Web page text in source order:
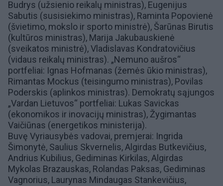
Budrys (užsienio reikalų ministras), Eugenijus
Sabutis (susisiekimo ministras), Raminta Popovienė
(švietimo, mokslo ir sporto ministrė), Šarūnas Birutis
(kultūros ministras), Marija Jakubauskienė
(sveikatos ministrė),Vladislavas Kondratovičius
(vidaus reikalų ministras). „Nemuno aušros“
portfeliai: Ignas Hofmanas (žemės ūkio ministras),
Rimantas Mockus (teisingumo ministras), Povilas
Poderskis (aplinkos ministras). Demokratų sąjungos
„Vardan Lietuvos“ portfeliai: Lukas Savickas
(ekonomikos ir inovacijų ministras), Žygimantas
Vaičiūnas (energetikos ministerija).
Buvę Vyriausybės vadovai, premjerai: Ingrida
Šimonytė, Saulius Skvernelis,Algirdas Butkevičius,
Andrius Kubilius, Gediminas Kirkilas,Algirdas
Mykolas Brazauskas, Rolandas Paksas, Gediminas
Vagnorius, Laurynas Mindaugas Stankevičius,